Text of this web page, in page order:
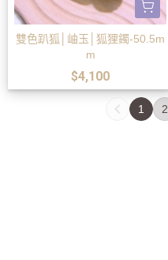
雙色趴狐│岫玉│狐狸鐲-50.5m
m
$4,100
1 2